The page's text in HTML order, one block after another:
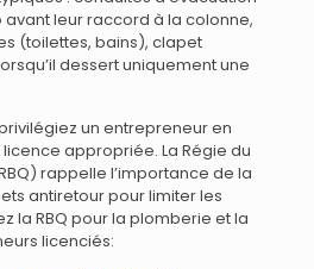
leur raccord à la colonne,
(toilettes, bains), clapet
dessert uniquement une
un entrepreneur en
appropriée. La Régie du
rappelle l’importance de la
antiretour pour limiter les
la RBQ pour la plomberie et la
licenciés: